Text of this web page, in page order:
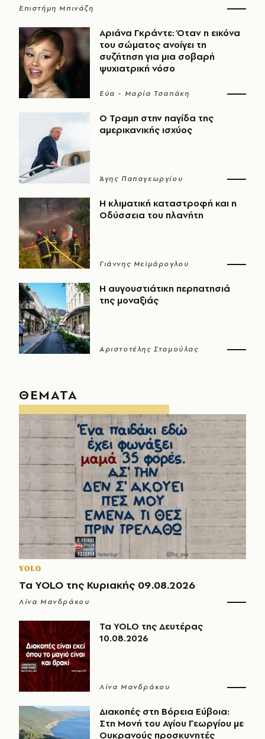
Επιστήμη Μπινάζη
Αριάνα Γκράντε: Όταν η εικόνα
του σώματος ανοίγει τη
συζήτηση για μια σοβαρή
ψυχιατρική νόσο
Εύα - Μαρία Τσαπάκη
Ο Τραμπ στην παγίδα της
αμερικανικής ισχύος
Άγης Παπαγεωργίου
Η κλιματική καταστροφή και η
Οδύσσεια του πλανήτη
Γιάννης Μεϊμάρογλου
Η αυγουστιάτικη περπατησιά
της μοναξιάς
Αριστοτέλης Σταμούλας
ΘΕΜΑΤΑ
YOLO
Τα YOLO της Κυριακής 09.08.2026
Λίνα Μανδράκου
Τα YOLO της Δευτέρας
10.08.2026
Λίνα Μανδράκου
Διακοπές στη Βόρεια Εύβοια:
Στη Μονή του Αγίου Γεωργίου με
Ουκρανούς προσκυνητές